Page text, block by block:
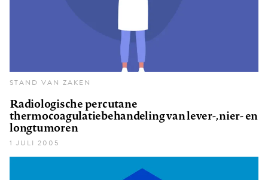
STAND VAN ZAKEN
Radiologische percutane
thermocoagulatiebehandeling van lever-, nier- en
longtumoren
1 JULI 2005